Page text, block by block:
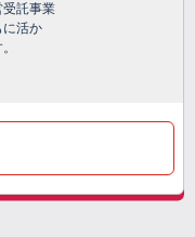
受託事業
に活か